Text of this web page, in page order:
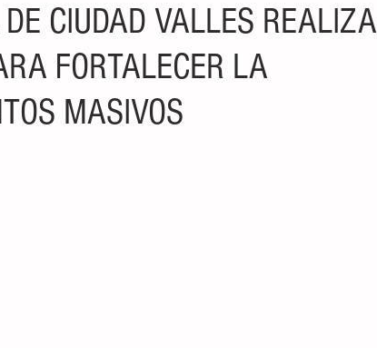
CIUDAD VALLES REALIZA
FORTALECER LA
MASIVOS